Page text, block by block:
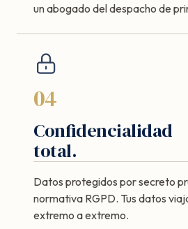
un abogado del despacho de
04
Confidencialidad
total.
Datos protegidos por secreto
normativa RGPD. Tus datos
extremo a extremo.